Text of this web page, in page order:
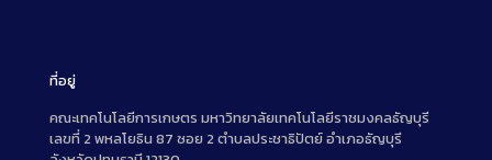
ที่อยู่
คณะเทคโนโลยีการเกษตร มหาวิทยาลัยเทคโนโลยีราชมงคลธัญบุรี
เลขที่ 2 พหลโยธิน 87 ซอย 2 ตำบลประชาธิปัตย์ อำเภอธัญบุรี